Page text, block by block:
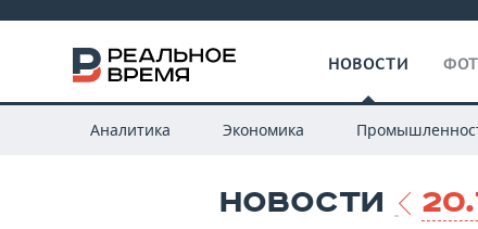
НОВОСТИ
Аналитика Экономика
НОВОСТИ